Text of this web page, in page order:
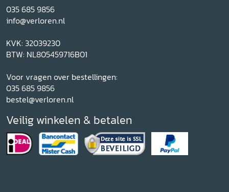
035 685 9856
info@verloren.nl
KVK: 32039230
BTW: NL805459716B01
Voor vragen over bestellingen:
035 685 9856
bestel@verloren.nl
Veilig winkelen & betalen